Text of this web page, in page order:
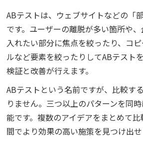
ABテストは、ウェブサイトなどの「
です。ユーザーの離脱が多い箇所や
入れたい部分に焦点を絞ったり、コ
ルなど要素を絞ったりしてABテスト
検証と改善が行えます。
ABテストという名前ですが、比較す
りません。三つ以上のパターンを同
能です。複数のアイデアをまとめて
間でより効果の高い施策を見つけ出せ